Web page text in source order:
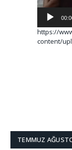
https://
content/
TEMMUZ